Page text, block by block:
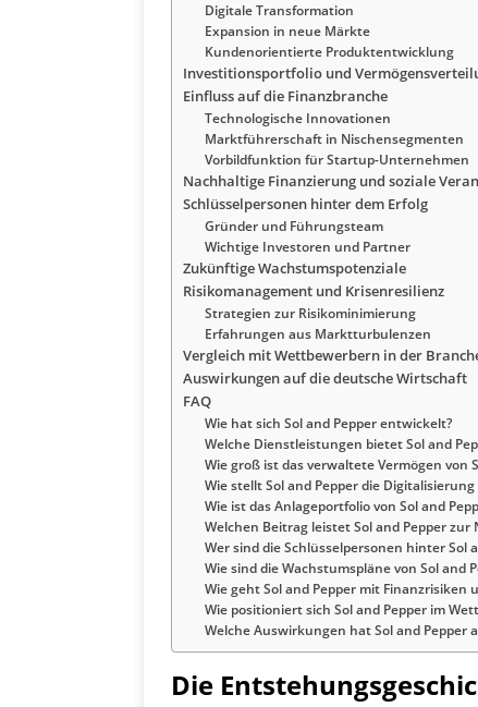
Digitale Transformation
Expansion in neue Märkte
Kundenorientierte Produktentwicklung
Investitionsportfolio und
Einfluss auf die Finanzbranche
Technologische Innovationen
Marktführerschaft in Nischensegmenten
Vorbildfunktion für Startup-Unternehmen
Nachhaltige Finanzierung und soziale
Schlüsselpersonen hinter dem Erfolg
Gründer und Führungsteam
Wichtige Investoren und Partner
Zukünftige Wachstumspotenziale
Risikomanagement und Krisenresilienz
Strategien zur Risikominimierung
Erfahrungen aus Marktturbulenzen
Vergleich mit Wettbewerbern in der
Auswirkungen auf die deutsche Wirtschaft
FAQ
Wie hat sich Sol and Pepper entwickelt?
Welche Dienstleistungen bietet Sol and
Wie groß ist das verwaltete Vermögen von
Wie stellt Sol and Pepper die Digitalisierung
Wie ist das Anlageportfolio von Sol and
Welchen Beitrag leistet Sol and Pepper zur
Wer sind die Schlüsselpersonen hinter Sol
Wie sind die Wachstumspläne von Sol and
Wie geht Sol and Pepper mit Finanzrisiken
Wie positioniert sich Sol and Pepper im
Welche Auswirkungen hat Sol and Pepper
Die